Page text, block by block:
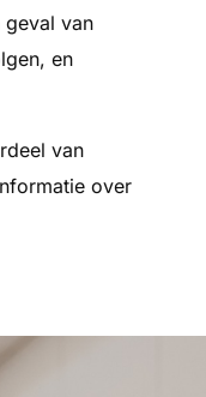
van
en
van
over